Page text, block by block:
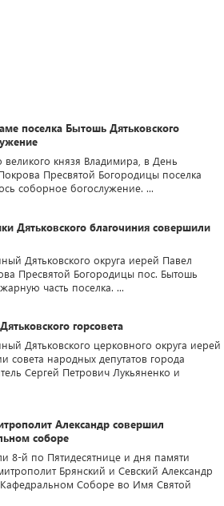
поселка Бытошь Дятьковского
великого князя Владимира, в День
Пресвятой Богородицы поселка
соборное богослужение. ...
Дятьковского благочиния совершили
Дятьковского округа иерей Павел
Пресвятой Богородицы пос. Бытошь
часть поселка. ...
горсовета
Дятьковского церковного округа иерей
совета народных депутатов города
Сергей Петрович Лукьяненко и
Александр совершил
соборе
8-й по Пятидесятнице и дня памяти
Брянский и Севский Александр
Соборе во Имя Святой